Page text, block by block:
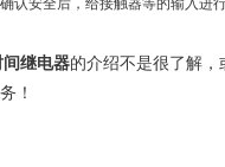
认安全后，给接触器等的输入进
继电器的介绍不是很了解，
！